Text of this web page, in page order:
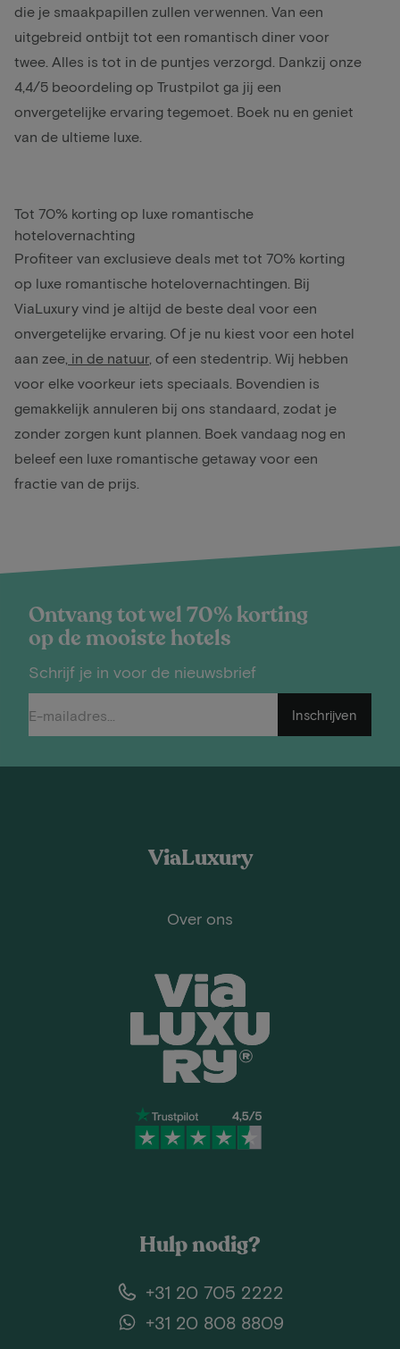
die je smaakpapillen zullen verwennen. Van een
uitgebreid ontbijt tot een romantisch diner voor
twee. Alles is tot in de puntjes verzorgd. Dankzij onze
4,4/5 beoordeling op Trustpilot ga jij een
onvergetelijke ervaring tegemoet. Boek nu en geniet
van de ultieme luxe.
Tot 70% korting op luxe romantische
hotelovernachting
Profiteer van exclusieve deals met tot 70% korting
op luxe romantische hotelovernachtingen. Bij
ViaLuxury vind je altijd de beste deal voor een
onvergetelijke ervaring. Of je nu kiest voor een hotel
aan zee, in de natuur, of een stedentrip. Wij hebben
voor elke voorkeur iets speciaals. Bovendien is
gemakkelijk annuleren bij ons standaard, zodat je
zonder zorgen kunt plannen. Boek vandaag nog en
beleef een luxe romantische getaway voor een
fractie van de prijs.
Ontvang tot wel 70% korting
op de mooiste hotels
Schrijf je in voor de nieuwsbrief
Inschrijven
ViaLuxury
Over ons
Hulp nodig?
+31 20 705 2222
+31 20 808 8809